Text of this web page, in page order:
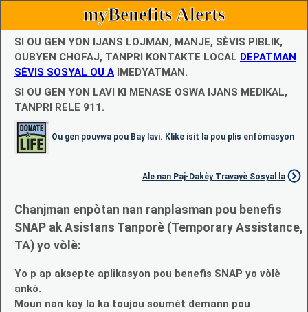
myBenefits Alerts
SI OU GEN YON IJANS LOJMAN, MANJE, SÈVIS PIBLIK,
OUBYEN CHOFAJ, TANPRI KONTAKTE LOCAL DEPATMAN
SÈVIS SOSYAL OU A IMEDYATMAN.
SI OU GEN YON LAVI KI MENASE OSWA IJANS MEDIKAL,
TANPRI RELE 911.
Ou gen pouvwa pou Bay lavi. Klike isit la pou plis enfòmasyon
Ale nan Paj-Dakèy Travayè Sosyal la
Chanjman enpòtan nan ranplasman pou benefis
SNAP ak Asistans Tanporè (Temporary Assistance,
TA) yo vòlè:
Yo p ap aksepte aplikasyon pou benefis SNAP yo vòlè
ankò.
Moun nan kay la ka toujou soumèt demann pou